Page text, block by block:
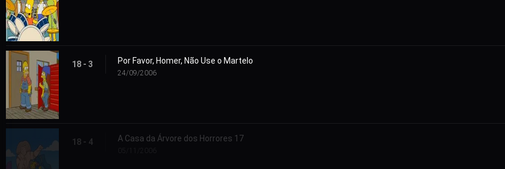
18 - 3 Por Favor, Homer, Não Use o Martelo
24/09/2006
18 - 4 A Casa da Árvore dos Horrores 17